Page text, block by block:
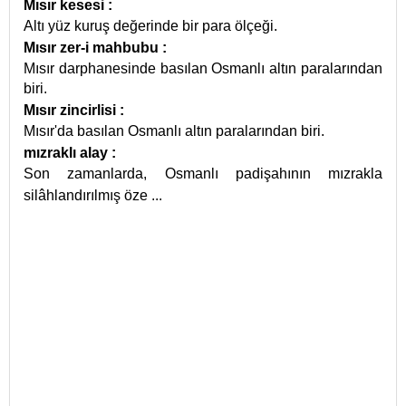
Mısır kesesi :
Altı yüz kuruş değerinde bir para ölçeği.
Mısır zer-i mahbubu :
Mısır darphanesinde basılan Osmanlı altın paralarından
biri.
Mısır zincirlisi :
Mısır'da basılan Osmanlı altın paralarından biri.
mızraklı alay :
Son zamanlarda, Osmanlı padişahının mızrakla
silâhlandırılmış öze ...